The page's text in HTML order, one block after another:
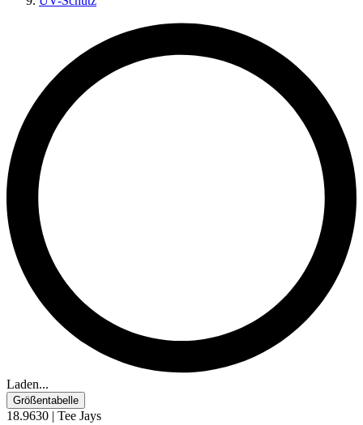
Laden...
Größentabelle
18.9630 | Tee Jays